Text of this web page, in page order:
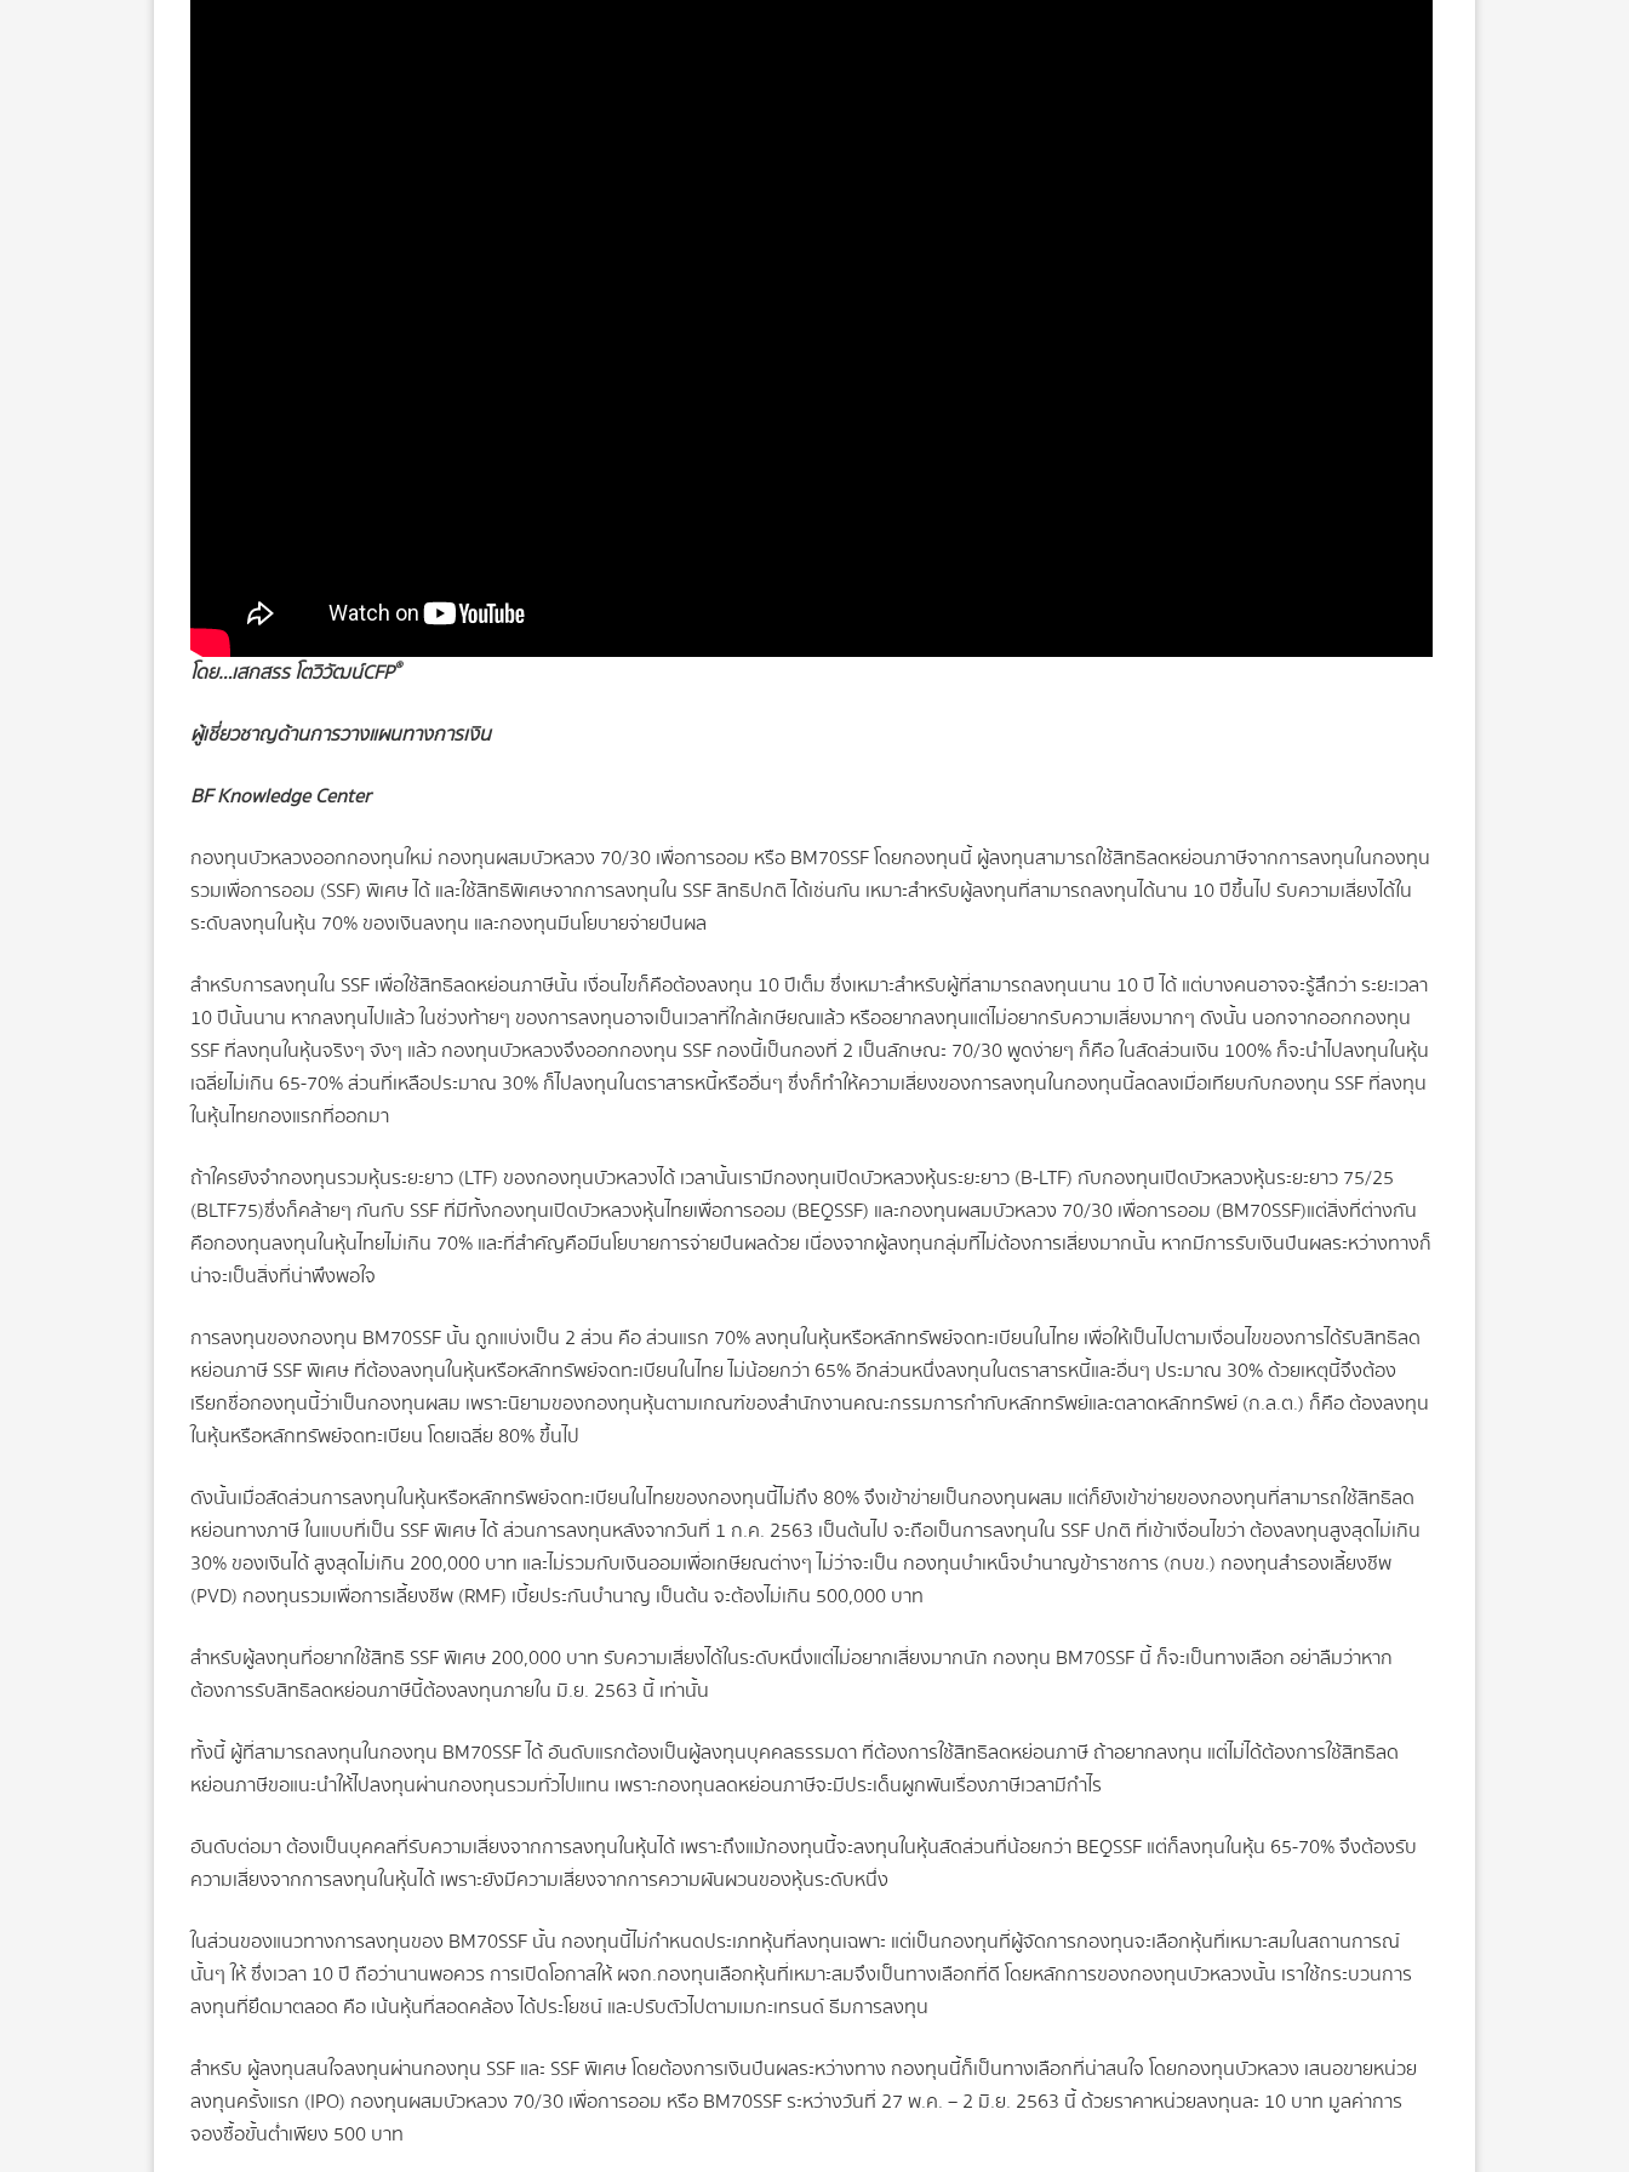
โดย…เสกสรร โตวิวัฒน์ CFP®
ผู้เชี่ยวชาญด้านการวางแผนทางการเงิน
BF Knowledge Center
กองทุนบัวหลวงออกกองทุนใหม่ กองทุนผสมบัวหลวง 70/30 เพื่อการออม หรือ BM70SSF โดยกองทุนนี้ ผู้ลงทุนสามารถใช้สิทธิลดหย่อนภาษีจากการลงทุนในกองทุน
รวมเพื่อการออม (SSF) พิเศษ ได้ และใช้สิทธิพิเศษจากการลงทุนใน SSF สิทธิปกติ ได้เช่นกัน เหมาะสำหรับผู้ลงทุนที่สามารถลงทุนได้นาน 10 ปีขึ้นไป รับความเสี่ยงได้ใน
ระดับลงทุนในหุ้น 70% ของเงินลงทุน และกองทุนมีนโยบายจ่ายปันผล
สำหรับการลงทุนใน SSF เพื่อใช้สิทธิลดหย่อนภาษีนั้น เงื่อนไขก็คือต้องลงทุน 10 ปีเต็ม ซึ่งเหมาะสำหรับผู้ที่สามารถลงทุนนาน 10 ปี ได้ แต่บางคนอาจจะรู้สึกว่า ระยะเวลา
10 ปีนั้นนาน หากลงทุนไปแล้ว ในช่วงท้ายๆ ของการลงทุนอาจเป็นเวลาที่ใกล้เกษียณแล้ว หรืออยากลงทุนแต่ไม่อยากรับความเสี่ยงมากๆ ดังนั้น นอกจากออกกองทุน
SSF ที่ลงทุนในหุ้นจริงๆ จังๆ แล้ว กองทุนบัวหลวงจึงออกกองทุน SSF กองนี้เป็นกองที่ 2 เป็นลักษณะ 70/30 พูดง่ายๆ ก็คือ ในสัดส่วนเงิน 100% ก็จะนำไปลงทุนในหุ้น
เฉลี่ยไม่เกิน 65-70% ส่วนที่เหลือประมาณ 30% ก็ไปลงทุนในตราสารหนี้หรืออื่นๆ ซึ่งก็ทำให้ความเสี่ยงของการลงทุนในกองทุนนี้ลดลงเมื่อเทียบกับกองทุน SSF ที่ลงทุน
ในหุ้นไทยกองแรกที่ออกมา
ถ้าใครยังจำกองทุนรวมหุ้นระยะยาว (LTF) ของกองทุนบัวหลวงได้ เวลานั้นเรามีกองทุนเปิดบัวหลวงหุ้นระยะยาว (B-LTF) กับกองทุนเปิดบัวหลวงหุ้นระยะยาว 75/25
(BLTF75)ซึ่งก็คล้ายๆ กันกับ SSF ที่มีทั้งกองทุนเปิดบัวหลวงหุ้นไทยเพื่อการออม (BEQSSF) และกองทุนผสมบัวหลวง 70/30 เพื่อการออม (BM70SSF)แต่สิ่งที่ต่างกัน
คือกองทุนลงทุนในหุ้นไทยไม่เกิน 70% และที่สำคัญคือมีนโยบายการจ่ายปันผลด้วย เนื่องจากผู้ลงทุนกลุ่มที่ไม่ต้องการเสี่ยงมากนั้น หากมีการรับเงินปันผลระหว่างทางก็
น่าจะเป็นสิ่งที่น่าพึงพอใจ
การลงทุนของกองทุน BM70SSF นั้น ถูกแบ่งเป็น 2 ส่วน คือ ส่วนแรก 70% ลงทุนในหุ้นหรือหลักทรัพย์จดทะเบียนในไทย เพื่อให้เป็นไปตามเงื่อนไขของการได้รับสิทธิลด
หย่อนภาษี SSF พิเศษ ที่ต้องลงทุนในหุ้นหรือหลักทรัพย์จดทะเบียนในไทย ไม่น้อยกว่า 65% อีกส่วนหนึ่งลงทุนในตราสารหนี้และอื่นๆ ประมาณ 30% ด้วยเหตุนี้จึงต้อง
เรียกชื่อกองทุนนี้ว่าเป็นกองทุนผสม เพราะนิยามของกองทุนหุ้นตามเกณฑ์ของสำนักงานคณะกรรมการกำกับหลักทรัพย์และตลาดหลักทรัพย์ (ก.ล.ต.) ก็คือ ต้องลงทุน
ในหุ้นหรือหลักทรัพย์จดทะเบียน โดยเฉลี่ย 80% ขึ้นไป
ดังนั้นเมื่อสัดส่วนการลงทุนในหุ้นหรือหลักทรัพย์จดทะเบียนในไทยของกองทุนนี้ไม่ถึง 80% จึงเข้าข่ายเป็นกองทุนผสม แต่ก็ยังเข้าข่ายของกองทุนที่สามารถใช้สิทธิลด
หย่อนทางภาษี ในแบบที่เป็น SSF พิเศษ ได้ ส่วนการลงทุนหลังจากวันที่ 1 ก.ค. 2563 เป็นต้นไป จะถือเป็นการลงทุนใน SSF ปกติ ที่เข้าเงื่อนไขว่า ต้องลงทุนสูงสุดไม่เกิน
30% ของเงินได้ สูงสุดไม่เกิน 200,000 บาท และไม่รวมกับเงินออมเพื่อเกษียณต่างๆ ไม่ว่าจะเป็น กองทุนบำเหน็จบำนาญข้าราชการ (กบข.) กองทุนสำรองเลี้ยงชีพ
(PVD) กองทุนรวมเพื่อการเลี้ยงชีพ (RMF) เบี้ยประกันบำนาญ เป็นต้น จะต้องไม่เกิน 500,000 บาท
สำหรับผู้ลงทุนที่อยากใช้สิทธิ SSF พิเศษ 200,000 บาท รับความเสี่ยงได้ในระดับหนึ่งแต่ไม่อยากเสี่ยงมากนัก กองทุน BM70SSF นี้ ก็จะเป็นทางเลือก อย่าลืมว่าหาก
ต้องการรับสิทธิลดหย่อนภาษีนี้ต้องลงทุนภายใน มิ.ย. 2563 นี้ เท่านั้น
ทั้งนี้ ผู้ที่สามารถลงทุนในกองทุน BM70SSF ได้ อันดับแรกต้องเป็นผู้ลงทุนบุคคลธรรมดา ที่ต้องการใช้สิทธิลดหย่อนภาษี ถ้าอยากลงทุน แต่ไม่ได้ต้องการใช้สิทธิลด
หย่อนภาษีขอแนะนำให้ไปลงทุนผ่านกองทุนรวมทั่วไปแทน เพราะกองทุนลดหย่อนภาษีจะมีประเด็นผูกพันเรื่องภาษีเวลามีกำไร
อันดับต่อมา ต้องเป็นบุคคลที่รับความเสี่ยงจากการลงทุนในหุ้นได้ เพราะถึงแม้กองทุนนี้จะลงทุนในหุ้นสัดส่วนที่น้อยกว่า BEQSSF แต่ก็ลงทุนในหุ้น 65-70% จึงต้องรับ
ความเสี่ยงจากการลงทุนในหุ้นได้ เพราะยังมีความเสี่ยงจากการความผันผวนของหุ้นระดับหนึ่ง
ในส่วนของแนวทางการลงทุนของ BM70SSF นั้น กองทุนนี้ไม่กำหนดประเภทหุ้นที่ลงทุนเฉพาะ แต่เป็นกองทุนที่ผู้จัดการกองทุนจะเลือกหุ้นที่เหมาะสมในสถานการณ์
นั้นๆ ให้ ซึ่งเวลา 10 ปี ถือว่านานพอควร การเปิดโอกาสให้ ผจก.กองทุนเลือกหุ้นที่เหมาะสมจึงเป็นทางเลือกที่ดี โดยหลักการของกองทุนบัวหลวงนั้น เราใช้กระบวนการ
ลงทุนที่ยึดมาตลอด คือ เน้นหุ้นที่สอดคล้อง ได้ประโยชน์ และปรับตัวไปตามเมกะเทรนด์ ธีมการลงทุน
สำหรับ ผู้ลงทุนสนใจลงทุนผ่านกองทุน SSF และ SSF พิเศษ โดยต้องการเงินปันผลระหว่างทาง กองทุนนี้ก็เป็นทางเลือกที่น่าสนใจ โดยกองทุนบัวหลวง เสนอขายหน่วย
ลงทุนครั้งแรก (IPO) กองทุนผสมบัวหลวง 70/30 เพื่อการออม หรือ BM70SSF ระหว่างวันที่ 27 พ.ค. – 2 มิ.ย. 2563 นี้ ด้วยราคาหน่วยลงทุนละ 10 บาท มูลค่าการ
จองซื้อขั้นต่ำเพียง 500 บาท